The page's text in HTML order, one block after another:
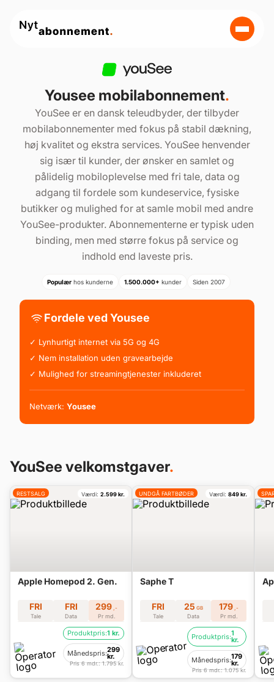
Yousee mobilabonnement.
YouSee er en dansk teleudbyder, der tilbyder
mobilabonnementer med fokus på stabil dækning,
høj kvalitet og ekstra services. YouSee henvender
sig især til kunder, der ønsker en samlet og
pålidelig mobiloplevelse med fri tale, data og
adgang til fordele som kundeservice, fysiske
butikker og mulighed for at samle mobil med andre
YouSee-produkter. Abonnementerne er typisk uden
binding, men med større fokus på service og
indhold end laveste pris.
Populær hos kunderne 1.500.000+ kunder Siden 2007
Fordele ved Yousee
✓ Lynhurtigt internet via 5G og 4G
✓ Nem installation uden gravearbejde
✓ Mulighed for streamingtjenester inkluderet
Netværk: Yousee
YouSee velkomstgaver.
RESTSALG Værdi: 2.599 kr.
Apple Homepod 2. Gen.
FRI
Tale
FRI
Data
299 ,-
Pr md.
Produktpris:1 kr.
Månedspris:299
kr.
Pris 6 mdr.: 1.795 kr.
UNDGÅ FARTBØDER Værdi: 849 kr.
Saphe T
FRI
Tale
25 GB
Data
179 ,-
Pr md.
Produktpris:1
kr.
Månedspris:179
kr.
Pris 6 mdr.: 1.075 kr.